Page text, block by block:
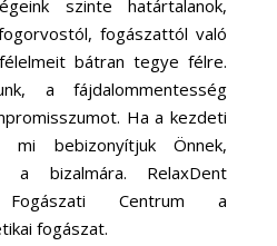
szinte határtalanok,
fogászattól való
bátran tegye félre.
a fájdalommentesség
Ha a kezdeti
mi bebizonyítjuk Önnek,
a bizalmára. RelaxDent
Centrum a
fogászat.